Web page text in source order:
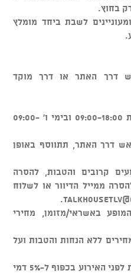
בחוץ.
לשבת ביחד מומלץ
דרך האתר או דרך מוקד
המוקד עובד בימים א'-ה' בשעות 09:00-18:00 ובימי ו' 09:00-
דרך האתר, תתווסף באופן
קרובים והטבות, להסרה
ממייל הדיוור או לשלוח
.
באשראי/מזומן, מחירי
ללא הנחות והטבות ועל
ניתן לבטל כרטיסים עד 48 שעות לפני האירוע בכפוף ל-5% דמי